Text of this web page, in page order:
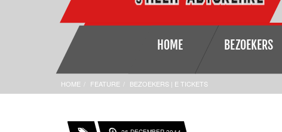
HOME BEZOEKERS
HOME FEATURE BEZOEKERS | E TICKETS